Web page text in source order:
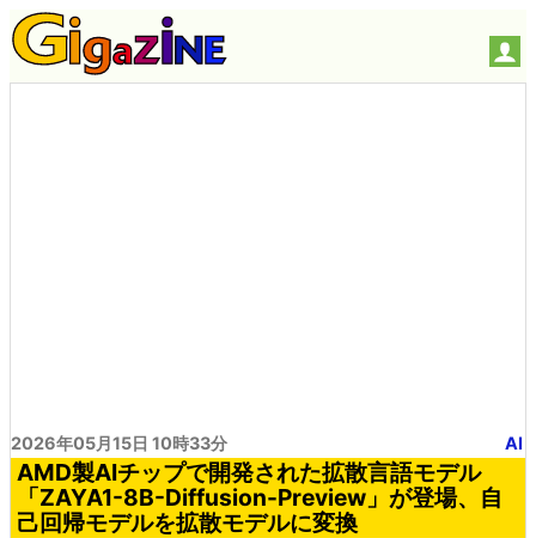
2026年05月15日 10時33分 AI
AMD製AIチップで開発された拡散言語モデル
「ZAYA1-8B-Diffusion-Preview」が登場、自
己回帰モデルを拡散モデルに変換